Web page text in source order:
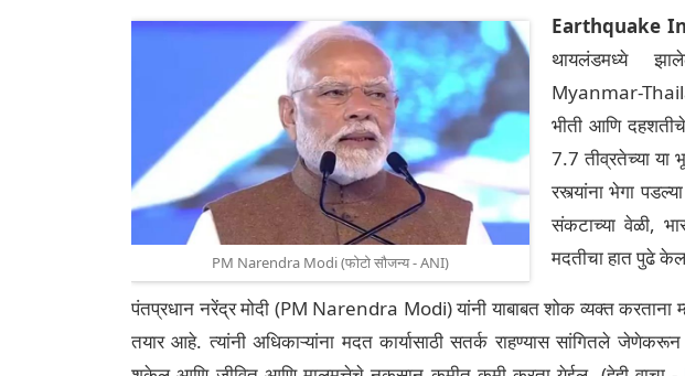
PM Narendra Modi (फोटो सौजन्य - ANI)
Earthquake
थायलंडमध्ये
Myanmar-
भीती आणि
7.7 तीव्रतेच्या या
रस्त्यांना भेगा
संकटाच्या वेळी,
मदतीचा हात पुढे
पंतप्रधान नरेंद्र मोदी (PM Narendra Modi) यांनी याबाबत शोक व्यक्त करताना
तयार आहे. त्यांनी अधिकाऱ्यांना मदत कार्यासाठी सतर्क राहण्यास सांगितले